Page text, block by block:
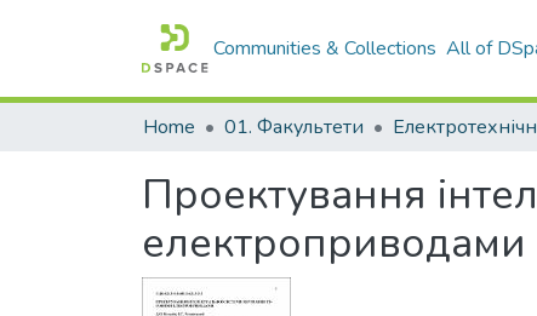
Communities & Collections All of
Home 01. Факультети
Проектування
електроприводами